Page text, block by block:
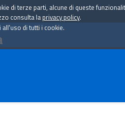
di terze parti, alcune di queste
consulta la privacy policy.
di tutti i cookie.